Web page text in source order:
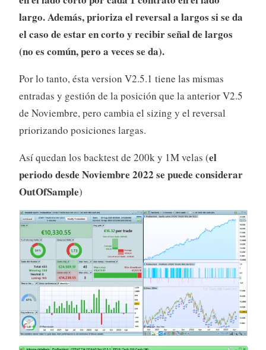
largo. Además, prioriza el reversal a largos si se da
el caso de estar en corto y recibir señal de largos
(no es común, pero a veces se da).
Por lo tanto, ésta version V2.5.1 tiene las mismas
entradas y gestión de la posición que la anterior V2.5
de Noviembre, pero cambia el sizing y el reversal
priorizando posiciones largas.
Así quedan los backtest de 200k y 1M velas (el
periodo desde Noviembre 2022 se puede considerar
OutOfSample)